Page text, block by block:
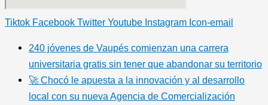
Tiktok Facebook Twitter Youtube Instagram Icon-email
240 jóvenes de Vaupés comienzan una carrera
universitaria gratis sin tener que abandonar su territorio
🚀 Chocó le apuesta a la innovación y al desarrollo
local con su nueva Agencia de Comercialización